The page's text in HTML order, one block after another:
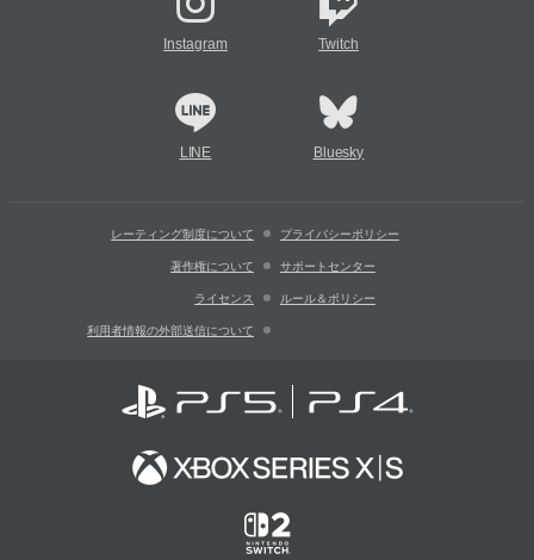
Instagram Twitch
LINE Bluesky
レーティング制度について プライバシーポリシー
著作権について サポートセンター
ライセンス ルール＆ポリシー
利用者情報の外部送信について